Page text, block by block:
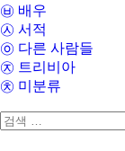
㉥ 배우
㉦ 서적
㉧ 다른 사람들
㉨ 트리비아
㉩ 미분류
검